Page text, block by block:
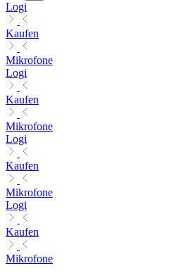
Logi
Kaufen
Mikrofone
Logi
Kaufen
Mikrofone
Logi
Kaufen
Mikrofone
Logi
Kaufen
Mikrofone